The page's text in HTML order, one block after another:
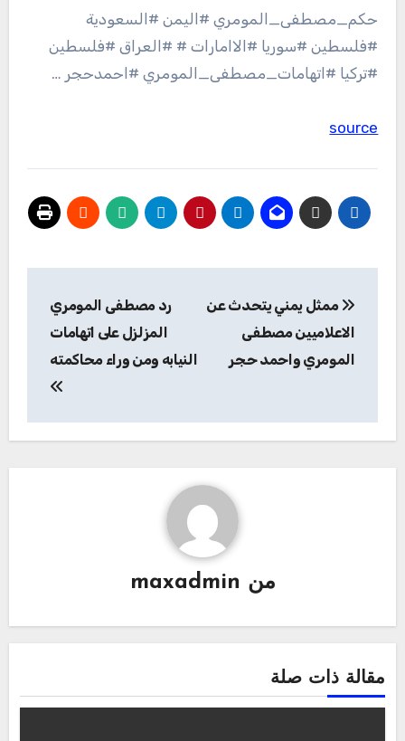
حكم_مصطفى_المومري #اليمن #السعودية
#فلسطين #سوريا #الاامارات # #العراق #فلسطين
#تركيا #اتهامات_مصطفى_المومري #احمدحجر …
source
المقالات
ممثل يمني يتحدث عن
الاعلاميين مصطفى
المومري واحمد حجر
رد مصطفى المومري
المزلزل على اتهامات
النيابه ومن وراء محاكمته
من maxadmin
مقالة ذات صلة